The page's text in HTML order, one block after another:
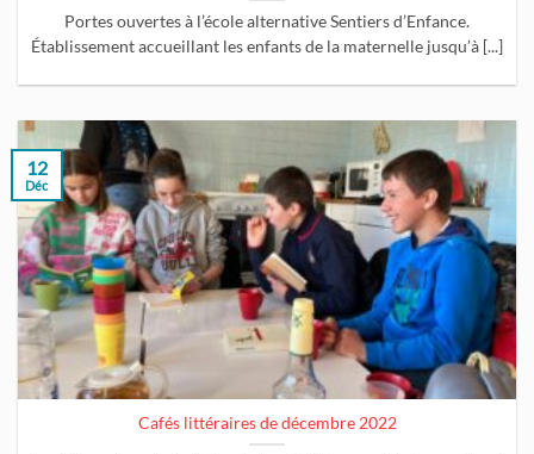
Portes ouvertes à l’école alternative Sentiers d’Enfance.
Établissement accueillant les enfants de la maternelle jusqu’à [...]
Cafés littéraires de décembre 2022
12
Déc